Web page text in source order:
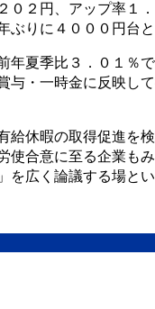
２円、アップ率１
りに４０００円台と
夏季比３．０１％
・一時金に反映し
休暇の取得促進を
合意に至る企業も
広く論議する場と